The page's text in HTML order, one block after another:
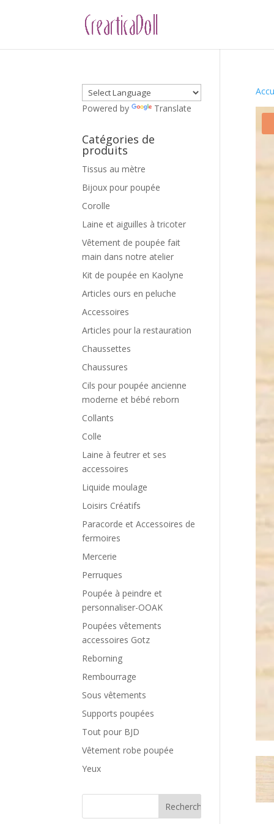
Powered by Translate
Catégories de
produits
Tissus au mètre
Bijoux pour poupée
Corolle
Laine et aiguilles à tricoter
Vêtement de poupée fait
main dans notre atelier
Kit de poupée en Kaolyne
Articles ours en peluche
Accessoires
Articles pour la restauration
Chaussettes
Chaussures
Cils pour poupée ancienne
moderne et bébé reborn
Collants
Colle
Laine à feutrer et ses
accessoires
Liquide moulage
Loisirs Créatifs
Paracorde et Accessoires de
fermoires
Mercerie
Perruques
Poupée à peindre et
personnaliser-OOAK
Poupées vêtements
accessoires Gotz
Reborning
Rembourrage
Sous vêtements
Supports poupées
Tout pour BJD
Vêtement robe poupée
Yeux